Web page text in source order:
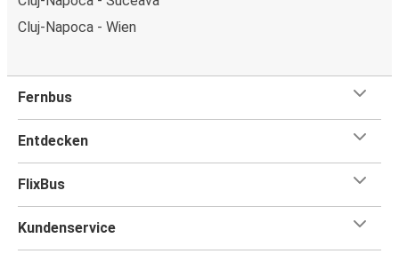
Cluj-Napoca - Wien
Fernbus
Entdecken
FlixBus
Kundenservice